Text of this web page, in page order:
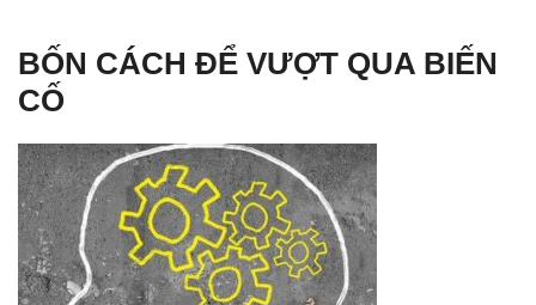
BỐN CÁCH ĐỂ VƯỢT QUA BIẾN
CỐ